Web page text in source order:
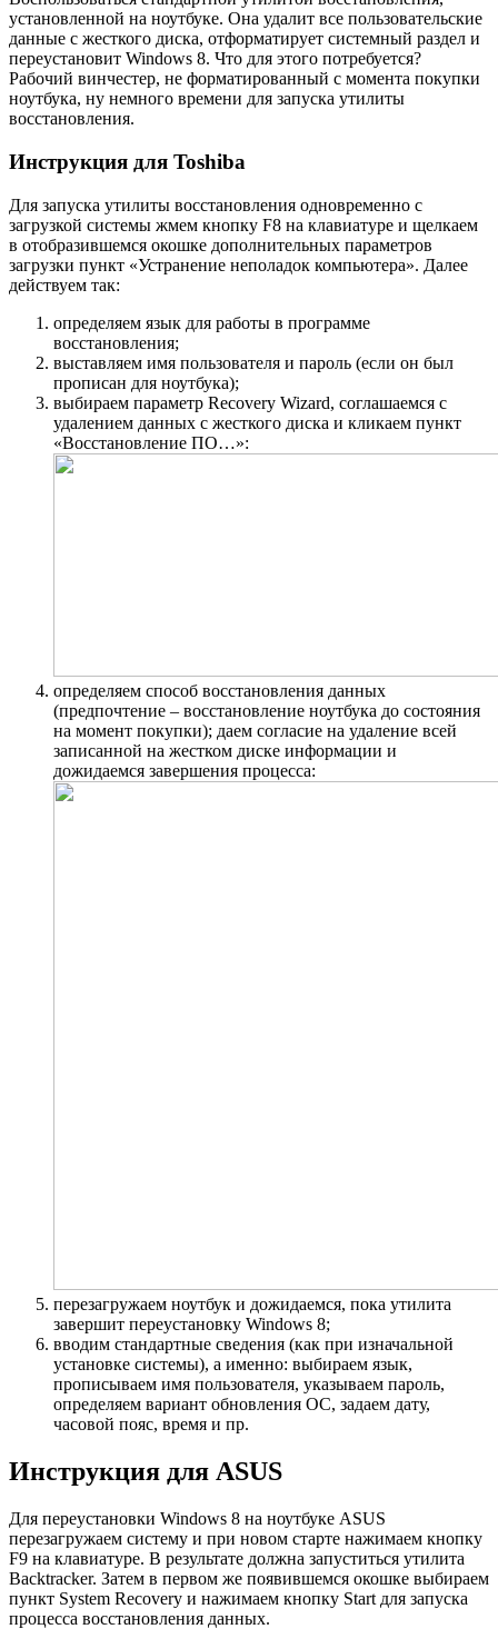
установленной на ноутбуке. Она удалит все пользовательские
данные с жесткого диска, отформатирует системный раздел и
переустановит Windows 8. Что для этого потребуется?
Рабочий винчестер, не форматированный с момента покупки
ноутбука, ну немного времени для запуска утилиты
восстановления.
Инструкция для Toshiba
Для запуска утилиты восстановления одновременно с
загрузкой системы жмем кнопку F8 на клавиатуре и щелкаем
в отобразившемся окошке дополнительных параметров
загрузки пункт «Устранение неполадок компьютера». Далее
действуем так:
определяем язык для работы в программе
восстановления;
выставляем имя пользователя и пароль (если он был
прописан для ноутбука);
выбираем параметр Recovery Wizard, соглашаемся с
удалением данных с жесткого диска и кликаем пункт
«Восстановление ПО…»:
определяем способ восстановления данных
(предпочтение – восстановление ноутбука до состояния
на момент покупки); даем согласие на удаление всей
записанной на жестком диске информации и
дожидаемся завершения процесса:
перезагружаем ноутбук и дожидаемся, пока утилита
завершит переустановку Windows 8;
вводим стандартные сведения (как при изначальной
установке системы), а именно: выбираем язык,
прописываем имя пользователя, указываем пароль,
определяем вариант обновления ОС, задаем дату,
часовой пояс, время и пр.
Инструкция для ASUS
Для переустановки Windows 8 на ноутбуке ASUS
перезагружаем систему и при новом старте нажимаем кнопку
F9 на клавиатуре. В результате должна запуститься утилита
Backtracker. Затем в первом же появившемся окошке выбираем
пункт System Recovery и нажимаем кнопку Start для запуска
процесса восстановления данных.